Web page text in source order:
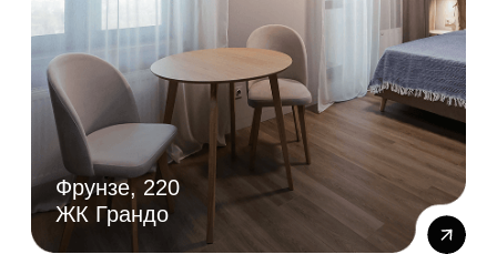
Готовы преобразовать
свое пространство?